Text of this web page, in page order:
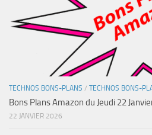
TECHNOS BONS-PLANS / TECHNOS BONS-
Bons Plans Amazon du Jeudi 22
22 JANVIER 2026